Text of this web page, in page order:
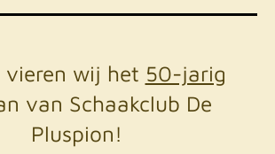
vieren wij het 50-jarig
van Schaakclub De
Pluspion!